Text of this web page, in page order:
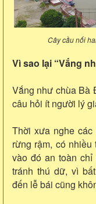
Cây cầu nối
Vì sao lại “Vắng
Vắng như chùa Bà
câu hỏi ít người lý
Thời xưa nghe
rừng rậm, có
vào đó an toàn
tránh thú dữ, vì
đến lễ bái cũng